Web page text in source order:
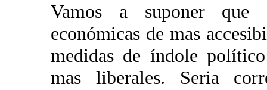
Vamos a suponer que
económicas de mas
medidas de índole
mas liberales. Seria